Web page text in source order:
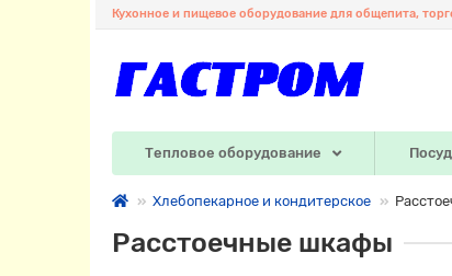
Кухонное и пищевое оборудование для общепита,
Тепловое оборудование
Хлебопекарное и кондитерское
Расстоечные шкафы